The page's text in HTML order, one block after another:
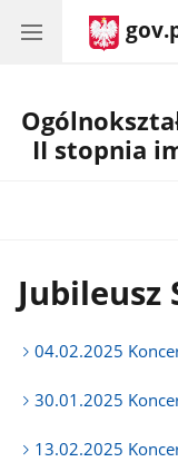
II stopnia
Jubileusz
04.02.2025
30.01.2025
13.02.2025